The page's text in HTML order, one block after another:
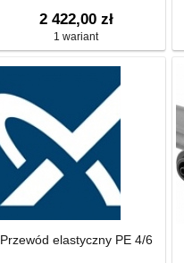
2 422,00 zł
1 wariant
Przewód elastyczny PE 4/6